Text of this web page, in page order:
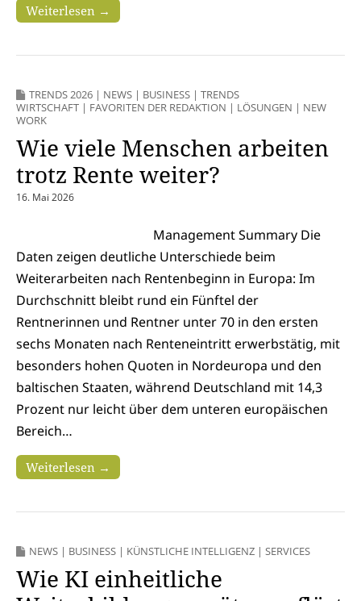
Weiterlesen →
TRENDS 2026 | NEWS | BUSINESS | TRENDS
WIRTSCHAFT | FAVORITEN DER REDAKTION | LÖSUNGEN | NEW
WORK
Wie viele Menschen arbeiten
trotz Rente weiter?
16. Mai 2026
Management Summary Die
Daten zeigen deutliche Unterschiede beim
Weiterarbeiten nach Rentenbeginn in Europa: Im
Durchschnitt bleibt rund ein Fünftel der
Rentnerinnen und Rentner unter 70 in den ersten
sechs Monaten nach Renteneintritt erwerbstätig, mit
besonders hohen Quoten in Nordeuropa und den
baltischen Staaten, während Deutschland mit 14,3
Prozent nur leicht über dem unteren europäischen
Bereich…
Weiterlesen →
NEWS | BUSINESS | KÜNSTLICHE INTELLIGENZ | SERVICES
Wie KI einheitliche